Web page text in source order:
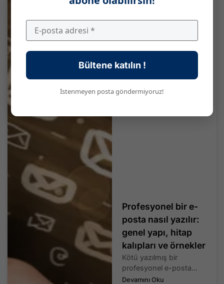
Profesyonel bir e-
posta nasıl yazılır:
genel yapı, hitap
kalıpları ve örnekler
Kötü yazılmış bir
profesyonel e-posta...
Devamını Oku
Bültene katılın !
İstenmeyen posta göndermiyoruz!